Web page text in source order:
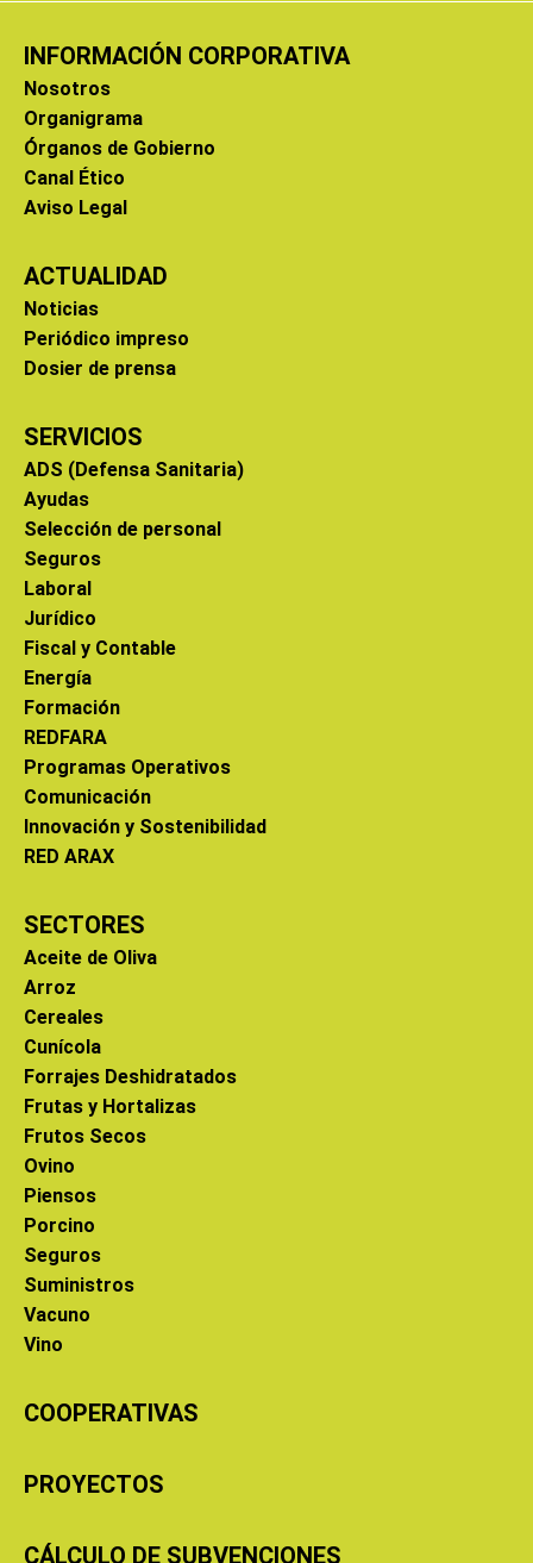
INFORMACIÓN CORPORATIVA
Nosotros
Organigrama
Órganos de Gobierno
Canal Ético
Aviso Legal
ACTUALIDAD
Noticias
Periódico impreso
Dosier de prensa
SERVICIOS
ADS (Defensa Sanitaria)
Ayudas
Selección de personal
Seguros
Laboral
Jurídico
Fiscal y Contable
Energía
Formación
REDFARA
Programas Operativos
Comunicación
Innovación y Sostenibilidad
RED ARAX
SECTORES
Aceite de Oliva
Arroz
Cereales
Cunícola
Forrajes Deshidratados
Frutas y Hortalizas
Frutos Secos
Ovino
Piensos
Porcino
Seguros
Suministros
Vacuno
Vino
COOPERATIVAS
PROYECTOS
CÁLCULO DE SUBVENCIONES